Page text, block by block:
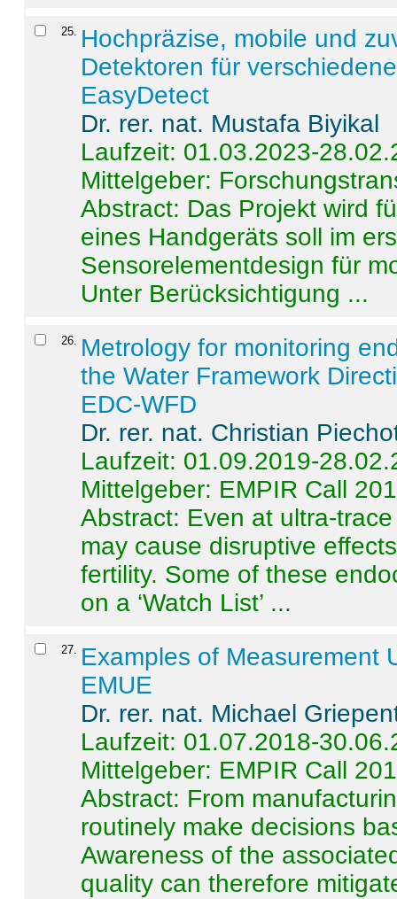
25. Hochpräzise, mobile und
Detektoren für
EasyDetect
Dr. rer. nat. Mustafa Biyikal
Laufzeit: 01.03.2023-
Mittelgeber:
Abstract: Das Projekt wird
eines Handgeräts soll im
Sensorelementdesign für
Unter Berücksichtigung ...
26. Metrology for monitoring
the Water Framework
EDC-WFD
Dr. rer. nat. Christian
Laufzeit: 01.09.2019-
Mittelgeber: EMPIR Call
Abstract: Even at ultra-
may cause disruptive
fertility. Some of these
on a ‘Watch List’ ...
27. Examples of Measurement
EMUE
Dr. rer. nat. Michael
Laufzeit: 01.07.2018-
Mittelgeber: EMPIR Call
Abstract: From
routinely make decisions
Awareness of the
quality can therefore